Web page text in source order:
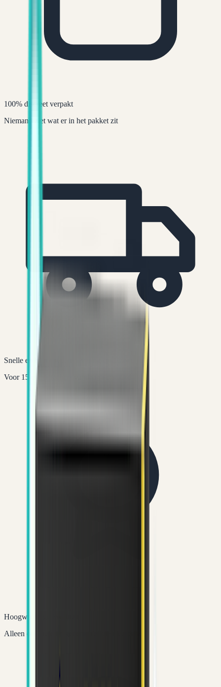
100% discreet verpakt
Niemand ziet wat er in het pakket zit
Snelle en betrouwbare levering
Voor 15 uur betaald = vandaag verstuurd
Hoogwaardige kwaliteit
Alleen originele en gecertificeerde medicatie